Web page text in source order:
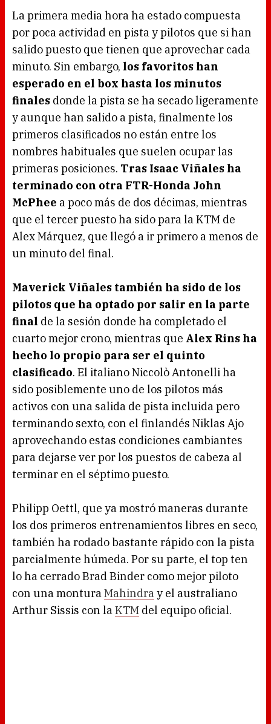
La primera media hora ha estado compuesta
por poca actividad en pista y pilotos que si han
salido puesto que tienen que aprovechar cada
minuto. Sin embargo, los favoritos han
esperado en el box hasta los minutos
finales donde la pista se ha secado ligeramente
y aunque han salido a pista, finalmente los
primeros clasificados no están entre los
nombres habituales que suelen ocupar las
primeras posiciones. Tras Isaac Viñales ha
terminado con otra FTR-Honda John
McPhee a poco más de dos décimas, mientras
que el tercer puesto ha sido para la KTM de
Alex Márquez, que llegó a ir primero a menos de
un minuto del final.
Maverick Viñales también ha sido de los
pilotos que ha optado por salir en la parte
final de la sesión donde ha completado el
cuarto mejor crono, mientras que Alex Rins ha
hecho lo propio para ser el quinto
clasificado. El italiano Niccolò Antonelli ha
sido posiblemente uno de los pilotos más
activos con una salida de pista incluida pero
terminando sexto, con el finlandés Niklas Ajo
aprovechando estas condiciones cambiantes
para dejarse ver por los puestos de cabeza al
terminar en el séptimo puesto.
Philipp Oettl, que ya mostró maneras durante
los dos primeros entrenamientos libres en seco,
también ha rodado bastante rápido con la pista
parcialmente húmeda. Por su parte, el top ten
lo ha cerrado Brad Binder como mejor piloto
con una monturaMahindray el australiano
Arthur Sissis con laKTM del equipo oficial.